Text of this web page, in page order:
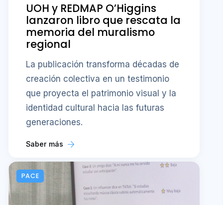
UOH y REDMAP O’Higgins
lanzaron libro que rescata la
memoria del muralismo
regional
La publicación transforma décadas de
creación colectiva en un testimonio
que proyecta el patrimonio visual y la
identidad cultural hacia las futuras
generaciones.
Saber más
PACE